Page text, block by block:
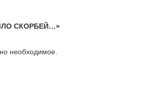
СКОРБЕЙ…»
необходимое.